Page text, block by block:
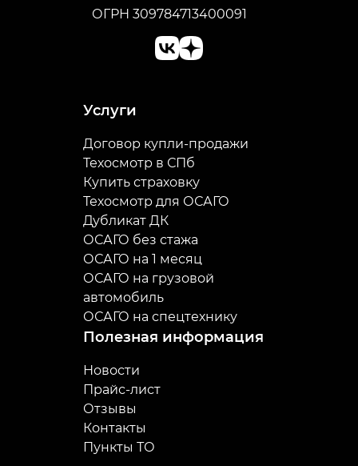
ОГРН 309784713400091
Услуги
Договор купли-продажи
Техосмотр в СПб
Купить страховку
Техосмотр для ОСАГО
Дубликат ДК
ОСАГО без стажа
ОСАГО на 1 месяц
ОСАГО на грузовой
автомобиль
ОСАГО на спецтехнику
Полезная информация
Новости
Прайс-лист
Отзывы
Контакты
Пункты ТО